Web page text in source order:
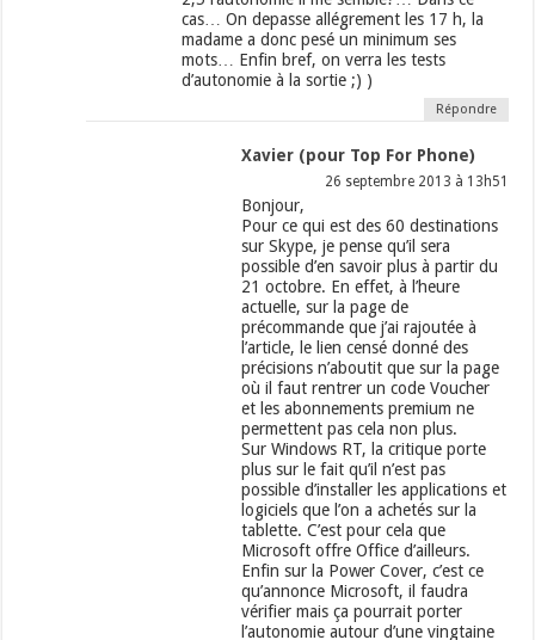
cas… On depasse allégrement les 17 h, la
madame a donc pesé un minimum ses
mots… Enfin bref, on verra les tests
d’autonomie à la sortie ;) )
Répondre
Xavier (pour Top For Phone)
26 septembre 2013 à 13h51
Bonjour,
Pour ce qui est des 60 destinations
sur Skype, je pense qu’il sera
possible d’en savoir plus à partir du
21 octobre. En effet, à l’heure
actuelle, sur la page de
précommande que j’ai rajoutée à
l’article, le lien censé donné des
précisions n’aboutit que sur la page
où il faut rentrer un code Voucher
et les abonnements premium ne
permettent pas cela non plus.
Sur Windows RT, la critique porte
plus sur le fait qu’il n’est pas
possible d’installer les applications et
logiciels que l’on a achetés sur la
tablette. C’est pour cela que
Microsoft offre Office d’ailleurs.
Enfin sur la Power Cover, c’est ce
qu’annonce Microsoft, il faudra
vérifier mais ça pourrait porter
l’autonomie autour d’une vingtaine